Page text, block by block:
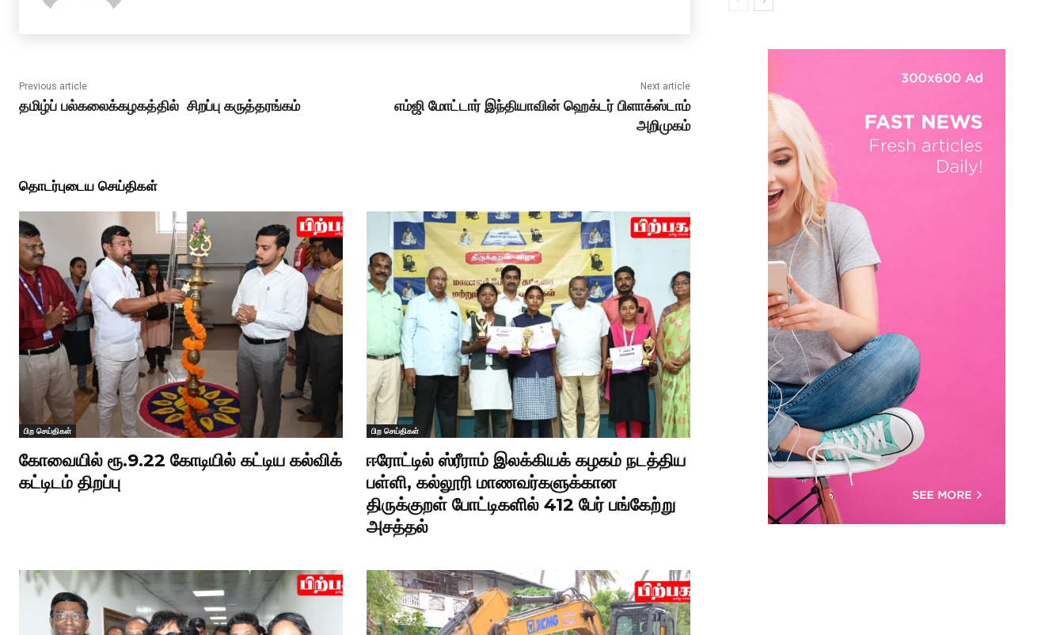
Previous article
தமிழ்ப் பல்கலைக்கழகத்தில் சிறப்பு கருத்தரங்கம்
Next article
எம்ஜி மோட்டார் இந்தியாவின் ஹெக்டர் பிளாக்ஸ்டாம்
அறிமுகம்
தொடர்புடைய செய்திகள்
பிற செய்திகள்
கோவையில் ரூ.9.22 கோடியில் கட்டிய கல்விக்
கட்டிடம் திறப்பு
பிற செய்திகள்
ஈரோட்டில் ஸ்ரீராம் இலக்கியக் கழகம் நடத்திய
பள்ளி, கல்லூரி மாணவர்களுக்கான
திருக்குறள் போட்டிகளில் 412 பேர் பங்கேற்று
அசத்தல்